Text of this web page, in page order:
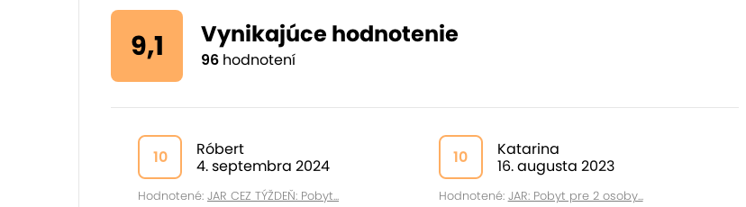
9,1 Vynikajúce hodnotenie
96 hodnotení
10
Róbert
4. septembra 2024
Hodnotené: JAR CEZ TÝŽDEŇ: Pobyt...
10
Katarina
16. augusta 2023
Hodnotené: JAR: Pobyt pre 2 osoby...